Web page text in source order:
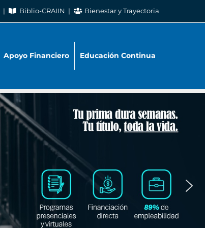
Biblio-CRAIIN Bienestar y Trayectoria
Apoyo Financiero Educación Continua